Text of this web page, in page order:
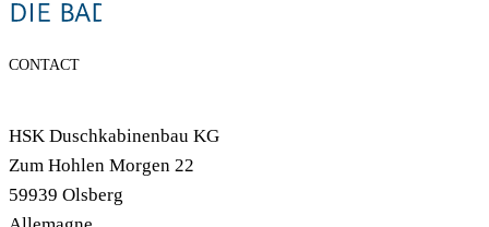
CONTACT
HSK Duschkabinenbau KG
Zum Hohlen Morgen 22
59939 Olsberg